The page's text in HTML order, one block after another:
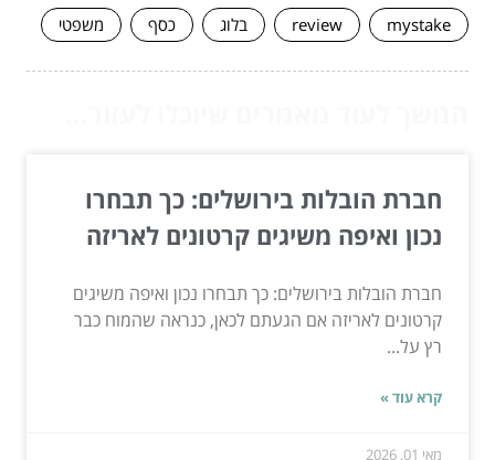
mystake
review בלוג כסף משפטי
חברת הובלות בירושלים: כך תבחרו
נכון ואיפה משיגים קרטונים לאריזה
חברת הובלות בירושלים: כך תבחרו נכון ואיפה משיגים
קרטונים לאריזה אם הגעתם לכאן, כנראה שהמוח כבר
רץ על...
קרא עוד »
מאי 01, 2026